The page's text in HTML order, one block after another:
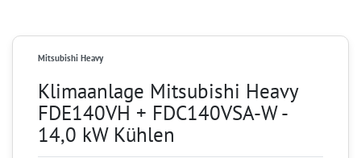
Mitsubishi Heavy
Klimaanlage Mitsubishi Heavy
FDE140VH + FDC140VSA-W -
14,0 kW Kühlen